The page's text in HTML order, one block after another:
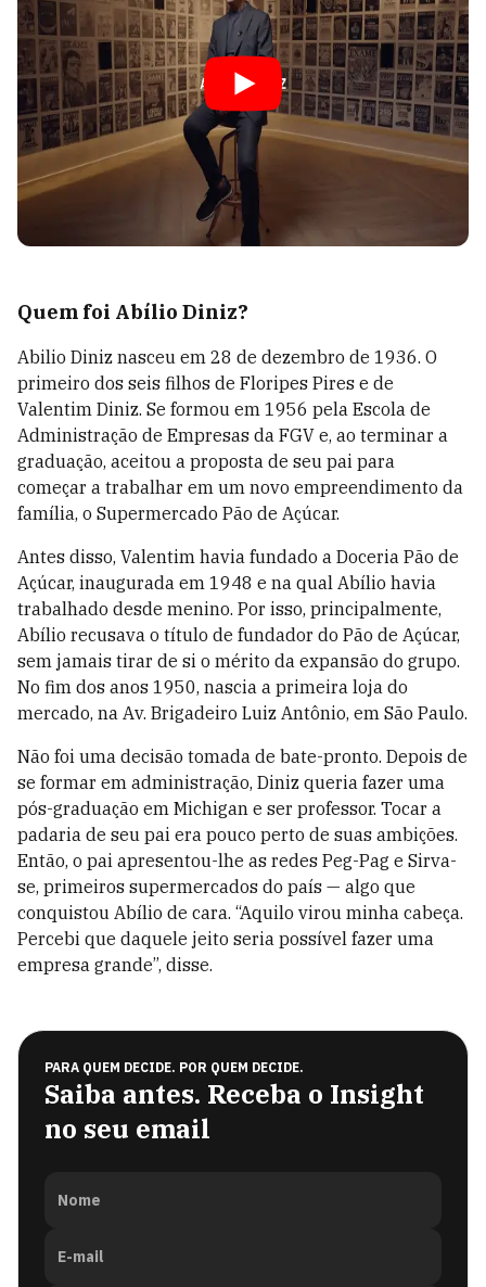
Quem foi Abílio Diniz?
Abilio Diniz nasceu em 28 de dezembro de 1936. O
primeiro dos seis filhos de Floripes Pires e de
Valentim Diniz. Se formou em 1956 pela Escola de
Administração de Empresas da FGV e, ao terminar a
graduação, aceitou a proposta de seu pai para
começar a trabalhar em um novo empreendimento da
família, o Supermercado Pão de Açúcar.
Antes disso, Valentim havia fundado a Doceria Pão de
Açúcar, inaugurada em 1948 e na qual Abílio havia
trabalhado desde menino. Por isso, principalmente,
Abílio recusava o título de fundador do Pão de Açúcar,
sem jamais tirar de si o mérito da expansão do grupo.
No fim dos anos 1950, nascia a primeira loja do
mercado, na Av. Brigadeiro Luiz Antônio, em São Paulo.
Não foi uma decisão tomada de bate-pronto. Depois de
se formar em administração, Diniz queria fazer uma
pós-graduação em Michigan e ser professor. Tocar a
padaria de seu pai era pouco perto de suas ambições.
Então, o pai apresentou-lhe as redes Peg-Pag e Sirva-
se, primeiros supermercados do país — algo que
conquistou Abílio de cara. “Aquilo virou minha cabeça.
Percebi que daquele jeito seria possível fazer uma
empresa grande”, disse.
PARA QUEM DECIDE. POR QUEM DECIDE.
Saiba antes. Receba o Insight
no seu email
Nome
E-mail